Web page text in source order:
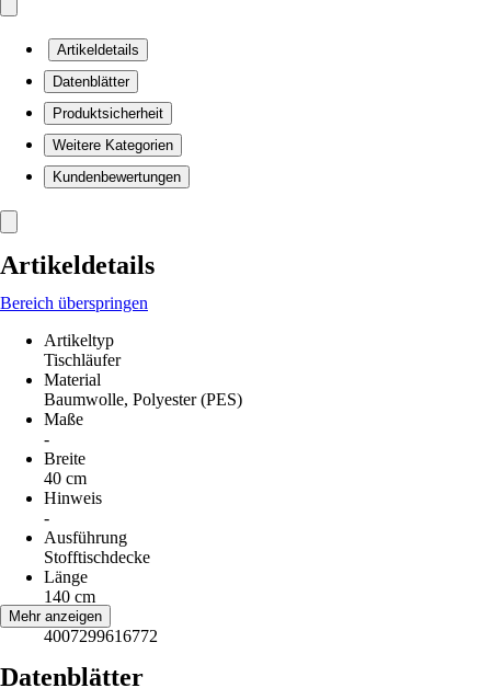
Artikeldetails
Datenblätter
Produktsicherheit
Weitere Kategorien
Kundenbewertungen
Artikeldetails
Bereich überspringen
Artikeltyp
Tischläufer
Material
Baumwolle, Polyester (PES)
Maße
-
Breite
40 cm
Hinweis
-
Ausführung
Stofftischdecke
Länge
140 cm
EAN
4007299616772
Mehr anzeigen
Datenblätter